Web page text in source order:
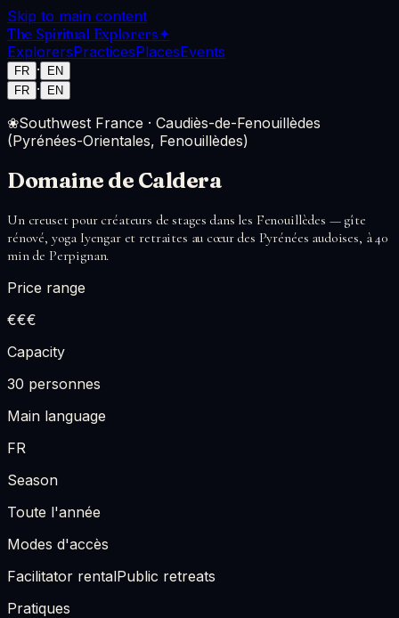
Skip to main content
The Spiritual Explorers✦
ExplorersPracticesPlacesEvents
FR ·
EN
FR · EN
❀Southwest France · Caudiès-de-Fenouillèdes
(Pyrénées-Orientales, Fenouillèdes)
Domaine de Caldera
Un creuset pour créateurs de stages dans les Fenouillèdes — gîte
rénové, yoga Iyengar et retraites au cœur des Pyrénées audoises, à 40
min de Perpignan.
Price range
€€€
Capacity
30 personnes
Main language
FR
Season
Toute l'année
Modes d'accès
Facilitator rentalPublic retreats
Pratiques